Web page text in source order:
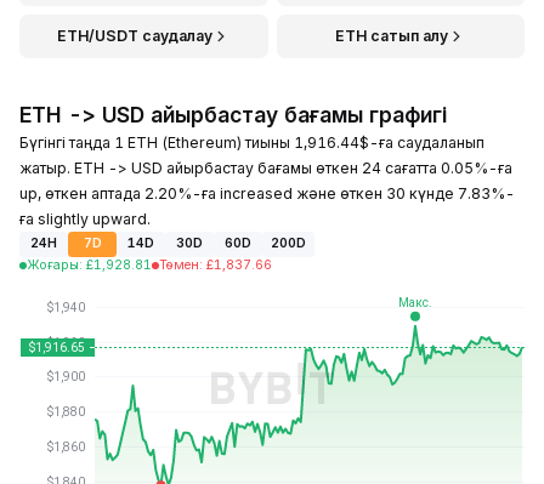
ETH/USDT саудалау ETH сатып алу
ETH -> USD айырбастау бағамы графигі
Бүгінгі таңда 1 ETH (Ethereum) тиыны 1,916.44$-ға саудаланып
жатыр. ETH -> USD айырбастау бағамы өткен 24 сағатта 0.05%-ға
up, өткен аптада 2.20%-ға increased және өткен 30 күнде 7.83%-
ға slightly upward.
24H 7D 14D 30D 60D
200D
Жоғары: £1,928.81 Төмен: £1,837.66